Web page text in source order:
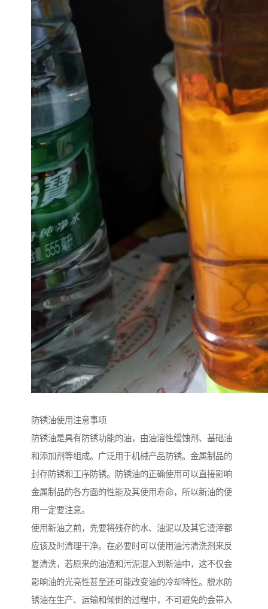
防锈油使用注意事项
防锈油是具有防锈功能的油，由油溶性缓蚀剂、基础油
和添加剂等组成。广泛用于机械产品防锈。金属制品的
封存防锈和工序防锈。防锈油的正确使用可以直接影响
金属制品的各方面的性能及其使用寿命，所以新油的使
用一定要注意。
使用新油之前，先要将残存的水、油泥以及其它渣滓都
应该及时清理干净。在必要时可以使用油污清洗剂来反
复清洗，若原来的油渣和污泥混入到新油中，这不仅会
影响油的光亮性甚至还可能改变油的冷却特性。脱水防
锈油在生产、运输和倾倒的过程中，不可避免的会带入